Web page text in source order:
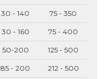
30 - 140 75 - 350
30 - 160 75 - 400
50-200 125 - 500
85 - 200 212 - 500